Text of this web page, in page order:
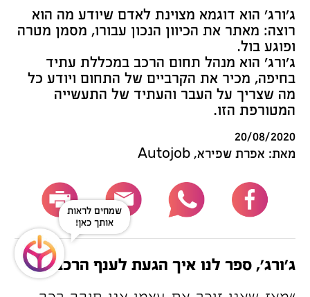
ג’ורג’ הוא דוגמא מצוינת לאדם שיודע מה הוא
רוצה: מאתר את הכיוון הנכון עבורו, מסמן מטרה
ופוגע בול.
ג’ורג’ הוא מנהל תחום הרכב במכללת עתיד
בחיפה, מכיר את הקרביים של התחום ויודע כל
מה שצריך על העבר והעתיד של התעשייה
המטורפת הזו.
20/08/2020
מאת: אפרת שפירא, Autojob
ג’ורג’, ספר לנו איך הגעת לענף הרכב
שמחים לראות
אותך כאן!